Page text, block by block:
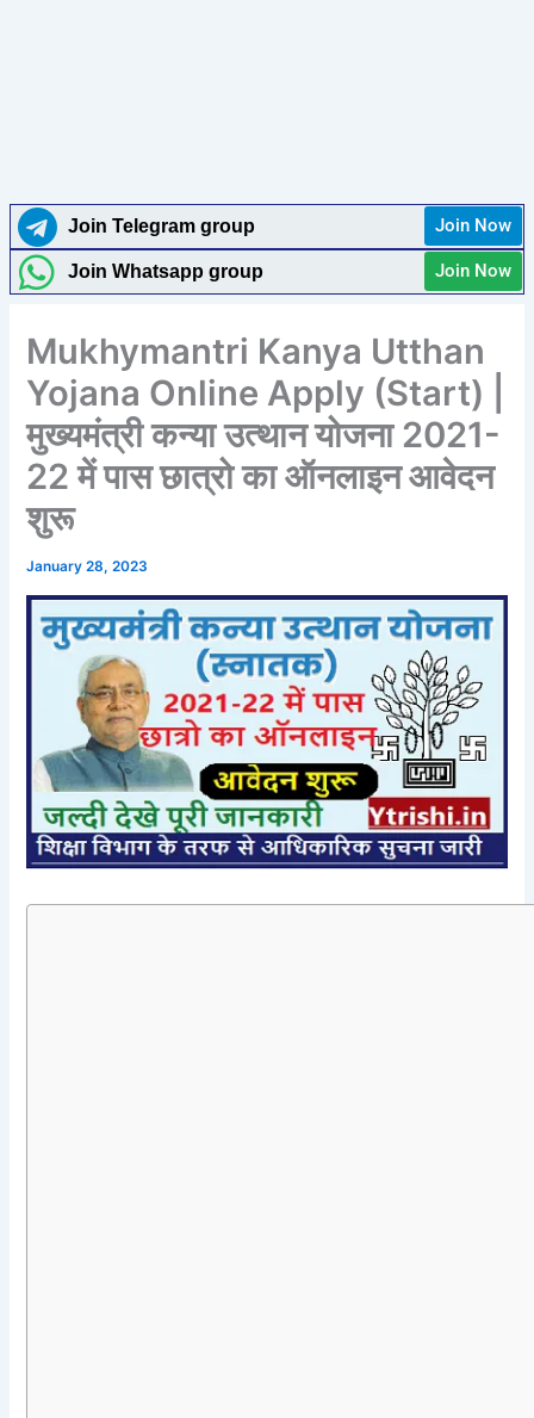
Join Telegram group Join Now
Join Whatsapp group Join Now
Mukhymantri Kanya Utthan
Yojana Online Apply (Start) |
मुख्यमंत्री कन्या उत्थान योजना 2021-
22 में पास छात्रो का ऑनलाइन आवेदन
शुरू
January 28, 2023